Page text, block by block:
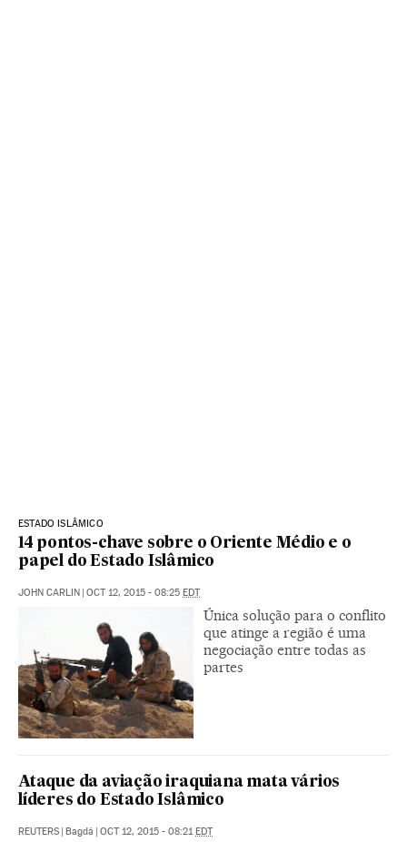
ESTADO ISLÂMICO
14 pontos-chave sobre o Oriente Médio e o
papel do Estado Islâmico
JOHN CARLIN | OCT 12, 2015 - 08:25 EDT
Única solução para o conflito
que atinge a região é uma
negociação entre todas as
partes
Ataque da aviação iraquiana mata vários
líderes do Estado Islâmico
REUTERS | Bagdá | OCT 12, 2015 - 08:21 EDT